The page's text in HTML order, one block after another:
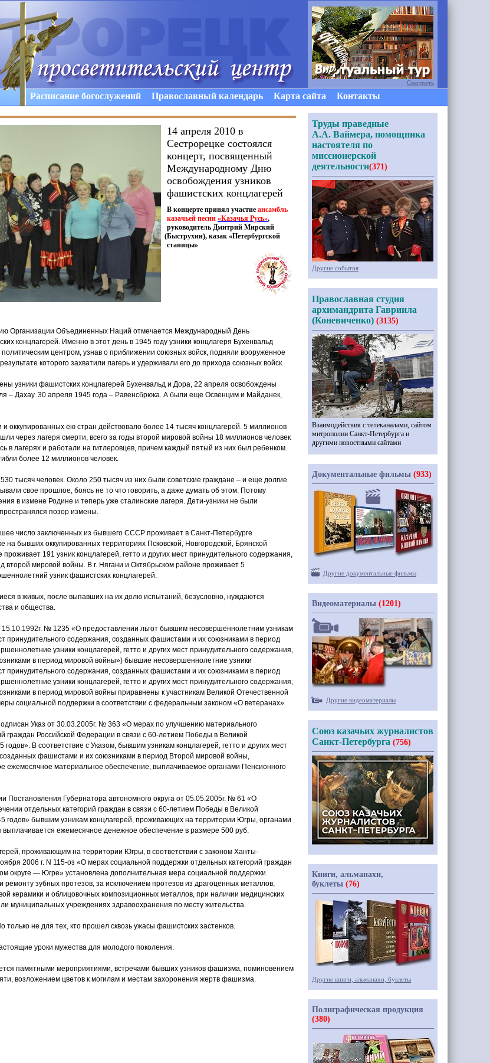
Расписание богослужений Православный календарь Карта сайта Контакты
14 апреля 2010 в
Сестрорецке состоялся
концерт, посвященный
Международному Дню
освобождения узников
фашистских концлагерей
В концерте принял участие ансамбль
казачьей песни «Казачья Русь»,
руководитель Дмитрий Мирский
(Быструхин), казак «Петербургской
станицы»
Организации Объединенных Наций отмечается Международный День
концлагерей. Именно в этот день в 1945 году узники концлагеря Бухенвальд
центром, узнав о приближении союзных войск, подняли вооруженное
которого захватили лагерь и удерживали его до прихода союзных войск.
узники фашистских концлагерей Бухенвальд и Дора, 22 апреля освобождены
– Дахау. 30 апреля 1945 года – Равенсбрюка. А были еще Освенцим и Майданек,
и оккупированных ею стран действовало более 14 тысяч концлагерей. 5 миллионов
через лагеря смерти, всего за годы второй мировой войны 18 миллионов человек
в лагерях и работали на гитлеровцев, причем каждый пятый из них был ребенком.
более 12 миллионов человек.
тысяч человек. Около 250 тысяч из них были советские граждане – и еще долгие
свое прошлое, боясь не то что говорить, а даже думать об этом. Потому
в измене Родине и теперь уже сталинские лагеря. Дети-узники не были
позор измены.
число заключенных из бывшего СССР проживает в Санкт-Петербурге
на бывших оккупированных территориях Псковской, Новгородской, Брянской
191 узник концлагерей, гетто и других мест принудительного содержания,
мировой войны. В г. Нягани и Октябрьском районе проживает 5
узник фашистских концлагерей.
в живых, после выпавших на их долю испытаний, безусловно, нуждаются
и общества.
15.10.1992г. № 1235 «О предоставлении льгот бывшим несовершеннолетним узникам
принудительного содержания, созданных фашистами и их союзниками в период
узники концлагерей, гетто и других мест принудительного содержания,
в период мировой войны») бывшие несовершеннолетние узники
принудительного содержания, созданных фашистами и их союзниками в период
узники концлагерей, гетто и других мест принудительного содержания,
в период мировой войны приравнены к участникам Великой Отечественной
социальной поддержки в соответствии с федеральным законом «О ветеранах».
Указ от 30.03.2005г. № 363 «О мерах по улучшению материального
граждан Российской Федерации в связи с 60-летием Победы в Великой
В соответствие с Указом, бывшим узникам концлагерей, гетто и других мест
фашистами и их союзниками в период Второй мировой войны,
ежемесячное материальное обеспечение, выплачиваемое органами Пенсионного
Постановления Губернатора автономного округа от 05.05.2005г. № 61 «О
отдельных категорий граждан в связи с 60-летием Победы в Великой
годов» бывшим узникам концлагерей, проживающих на территории Югры, органами
ежемесячное денежное обеспечение в размере 500 руб.
проживающим на территории Югры, в соответствии с законом Ханты-
2006 г. N 115-оз «О мерах социальной поддержки отдельных категорий граждан
округе — Югре» установлена дополнительная мера социальной поддержки
ремонту зубных протезов, за исключением протезов из драгоценных металлов,
керамики и облицовочных композиционных металлов, при наличии медицинских
муниципальных учреждениях здравоохранения по месту жительства.
только не для тех, кто прошел сквозь ужасы фашистских застенков.
уроки мужества для молодого поколения.
памятными мероприятиями, встречами бывших узников фашизма, поминовением
возложением цветов к могилам и местам захоронения жертв фашизма.
Смотреть
Труды праведные
А.А. Ваймера, помощника
настоятеля по
миссионерской
деятельности(371)
Другие события
Православная студия
архимандрита Гавриила
(Коневиченко) (3135)
Взаимодействия с телеканалами, сайтом
митрополии Санкт-Петербурга и
другими новостными сайтами
Документальные фильмы (933)
Другие документальные фильмы
Видеоматериалы (1201)
Другие видеоматериалы
Союз казачьих журналистов
Санкт-Петербурга (756)
Книги, альманахи,
буклеты (76)
Другие книги, альманахи, буклеты
Полиграфическая продукция
(380)